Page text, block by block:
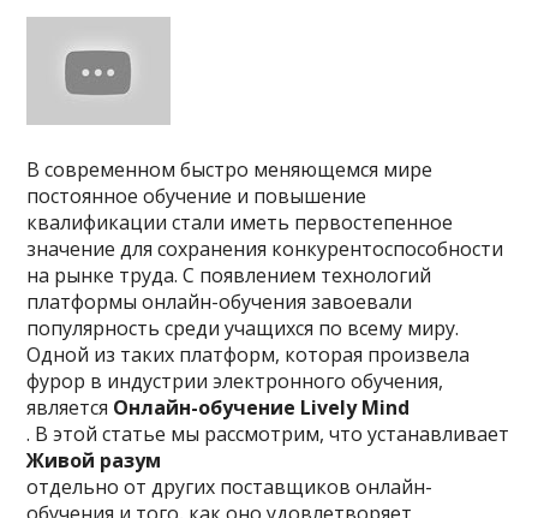
В современном быстро меняющемся мире
постоянное обучение и повышение
квалификации стали иметь первостепенное
значение для сохранения конкурентоспособности
на рынке труда. С появлением технологий
платформы онлайн-обучения завоевали
популярность среди учащихся по всему миру.
Одной из таких платформ, которая произвела
фурор в индустрии электронного обучения,
является Онлайн-обучение Lively Mind
. В этой статье мы рассмотрим, что устанавливает
Живой разум
отдельно от других поставщиков онлайн-